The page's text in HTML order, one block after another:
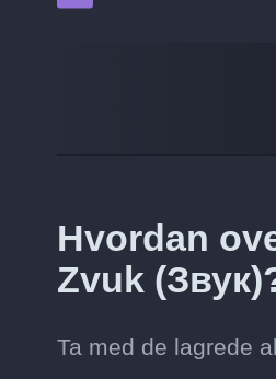
Hvordan
Zvuk
Ta med de lagrede